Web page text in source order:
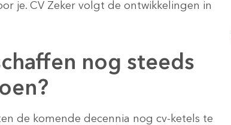
je. CV Zeker volgt de ontwikkelingen in
nog steeds
de komende decennia nog cv-ketels te